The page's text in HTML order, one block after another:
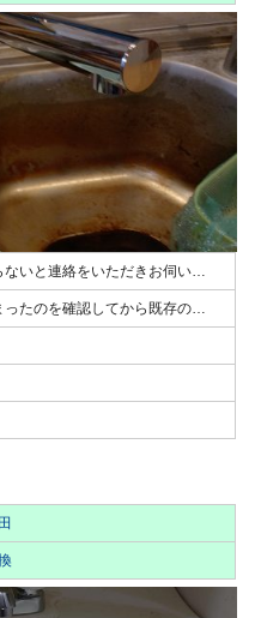
ないと連絡をいただきお伺い…
ったのを確認してから既存の…